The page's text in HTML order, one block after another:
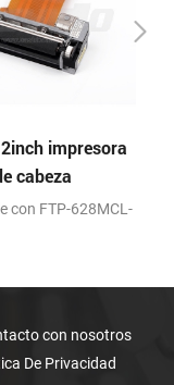
impresora
cabeza
con FTP-628MCL-
con nosotros
De Privacidad